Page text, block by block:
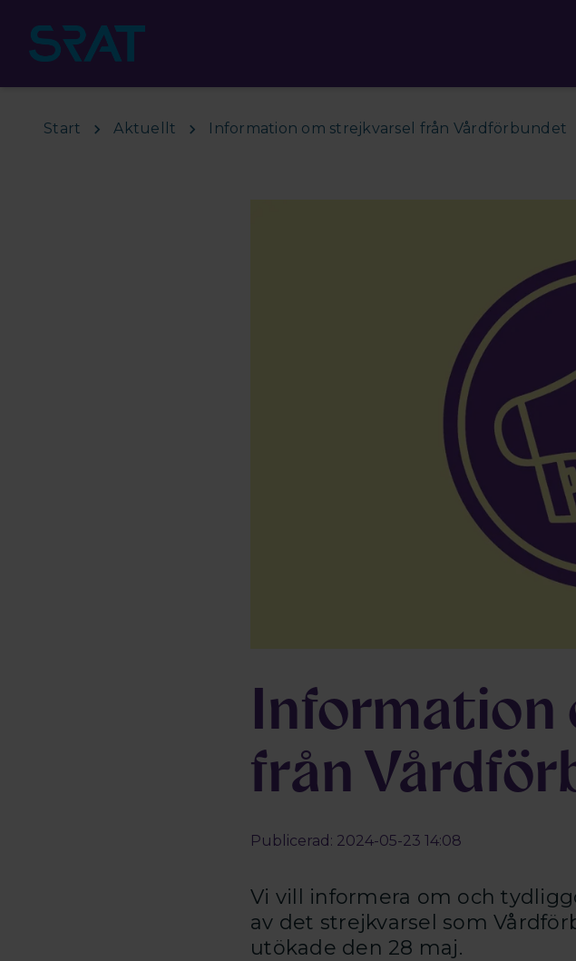
Start Aktuellt Information om strejkvarsel från Vårdförbundet
Information
från
Publicerad: 2024-05-23 14:08
Vi vill informera om och
av det strejkvarsel som
utökade den 28 maj.